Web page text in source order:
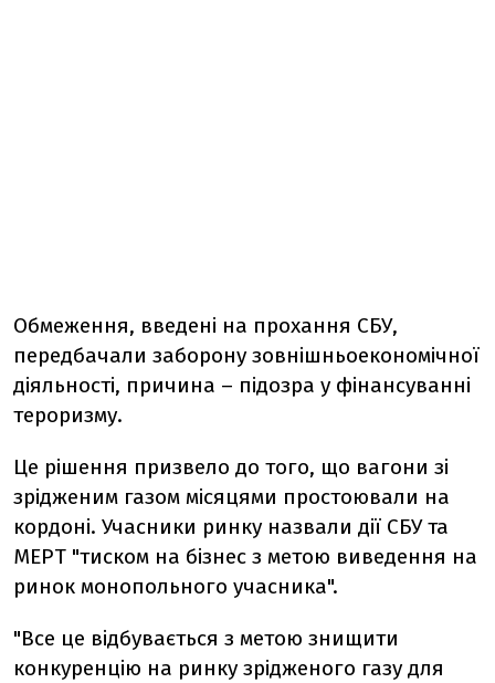
Обмеження, введені на прохання СБУ,
передбачали заборону зовнішньоекономічної
діяльності, причина – підозра у фінансуванні
тероризму.
Це рішення призвело до того, що вагони зі
зрідженим газом місяцями простоювали на
кордоні. Учасники ринку назвали дії СБУ та
МЕРТ "тиском на бізнес з метою виведення на
ринок монопольного учасника".
"Все це відбувається з метою знищити
конкуренцію на ринку зрідженого газу для